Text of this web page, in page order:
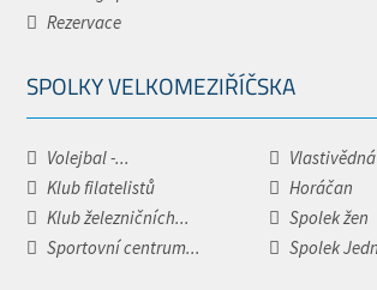
Rezervace
SPOLKY VELKOMEZIŘÍČSKA
Volejbal -...
Klub filatelistů
Horáčan
Klub železničních...
Spolek žen
Sportovní centrum...
Spolek